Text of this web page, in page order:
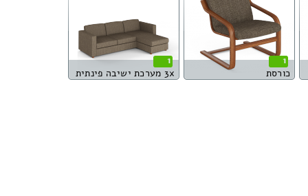
1
כורסת
1
3x מערכת ישיבה פינתית